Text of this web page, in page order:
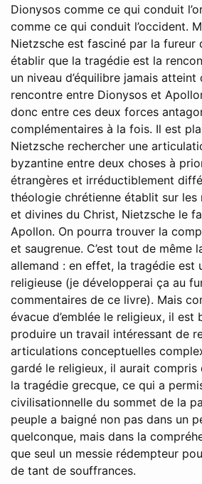
Dionysos comme ce qui conduit
comme ce qui conduit l’occident.
Nietzsche est fasciné par la fureur
établir que la tragédie est la
un niveau d’équilibre jamais
rencontre entre Dionysos et
donc entre ces deux forces
complémentaires à la fois. Il est
Nietzsche rechercher une
byzantine entre deux choses à
étrangères et irréductiblement
théologie chrétienne établit sur les
et divines du Christ, Nietzsche le
Apollon. On pourra trouver la
et saugrenue. C’est tout de même
allemand : en effet, la tragédie est
religieuse (je développerai ça au
commentaires de ce livre). Mais
évacue d’emblée le religieux, il est
produire un travail intéressant de
articulations conceptuelles
gardé le religieux, il aurait compris
la tragédie grecque, ce qui a
civilisationnelle du sommet de la
peuple a baigné non pas dans un
quelconque, mais dans la
que seul un messie rédempteur
de tant de souffrances.